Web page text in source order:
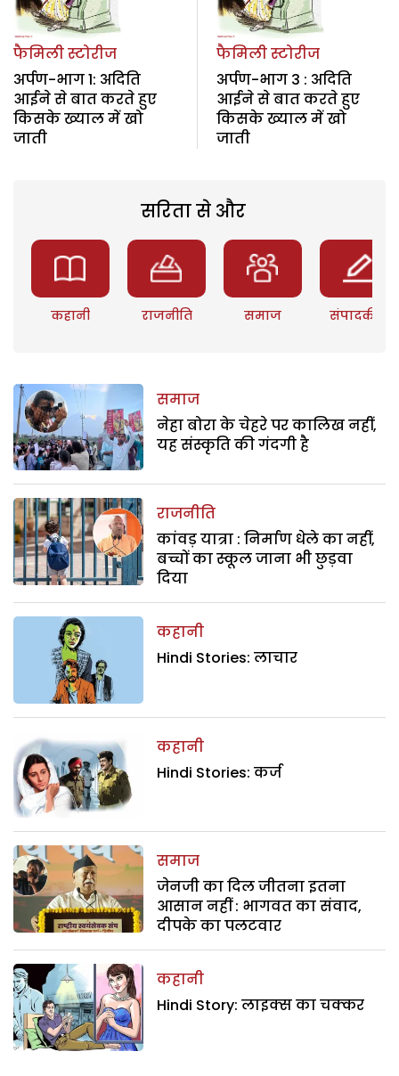
फैमिली स्टोरीज
अर्पण-भाग 1: अदिति
आईने से बात करते हुए
किसके ख्याल में खो
जाती
फैमिली स्टोरीज
अर्पण-भाग 3 : अदिति
आईने से बात करते हुए
किसके ख्याल में खो
जाती
सरिता से और
कहानी राजनीति समाज संपादकीय
समाज
नेहा बोरा के चेहरे पर कालिख नहीं,
यह संस्कृति की गंदगी है
राजनीति
कांवड़ यात्रा : निर्माण धेले का नहीं,
बच्चों का स्कूल जाना भी छुड़वा
दिया
कहानी
Hindi Stories: लाचार
कहानी
Hindi Stories: कर्ज
समाज
जेनजी का दिल जीतना इतना
आसान नहीं : भागवत का संवाद,
दीपके का पलटवार
कहानी
Hindi Story: लाइक्स का चक्कर